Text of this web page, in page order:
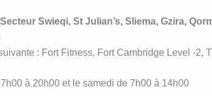
Swieqi, St Julian’s, Sliema, Gzira,
: Fort Fitness, Fort Cambridge Level -2,
à 20h00 et le samedi de 7h00 à 14h00